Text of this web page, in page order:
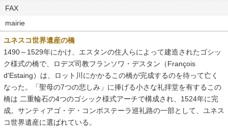
FAX
mairie
ユネスコ世界遺産の橋
1490～1529年にかけ、エスタンの住人らによって建造されたゴシッ
ク様式の橋で、ロデズ司教フランソワ・デスタン（François
d'Estaing）は、ロット川にかかるこの橋が完成するのを待って亡く
なった。「聖母の7つの悲しみ」に捧げる小さな礼拝堂を有するこの
橋は 二重輪石の4つのゴシック様式アーチで構成され、1524年に完
成。サンティアゴ・デ・コンポステーラ巡礼路の一部として、ユネス
コ世界遺産に選ばれている。